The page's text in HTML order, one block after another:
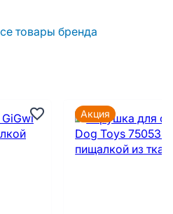
товары бренда
Акция